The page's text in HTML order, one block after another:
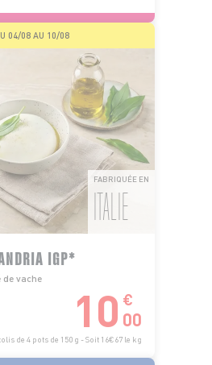
04/08 AU 10/08
FABRIQUÉE EN
ITALIE
IGP*
vache
10 €
00
de 4 pots de 150 g - Soit 16€67 le kg